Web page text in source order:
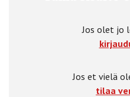
Jos olet jo
Jos et vielä
tilaa